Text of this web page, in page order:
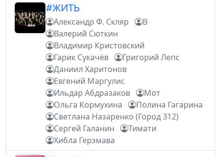
#ЖИТЬ
Александр Ф. Скляр
В
Валерий Сюткин
Владимир Кристовский
Гарик Сукачёв
Григорий Лепс
Даниил Харитонов
Евгений Маргулис
Ильдар Абдразаков
Мот
Ольга Кормухина
Полина Гагарина
Светлана Назаренко (Город 312)
Сергей Галанин
Тимати
Хибла Герзмава